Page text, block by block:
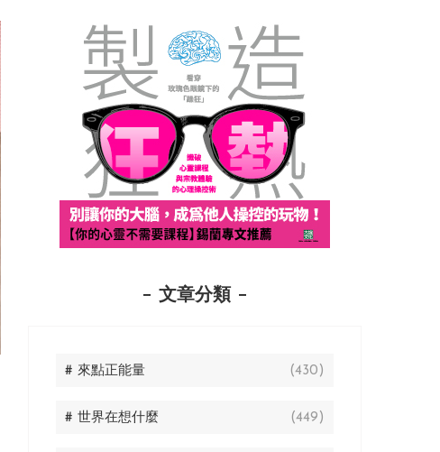
文章分類
# 來點正能量 (430)
# 世界在想什麼 (449)